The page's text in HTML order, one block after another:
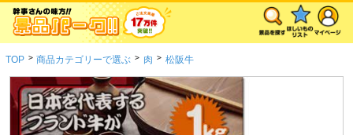
TOP > 商品カテゴリーで選ぶ > 肉 > 松阪牛